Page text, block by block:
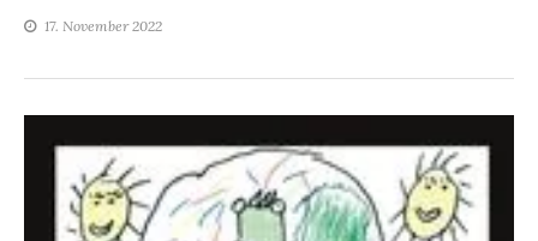
17. November 2022